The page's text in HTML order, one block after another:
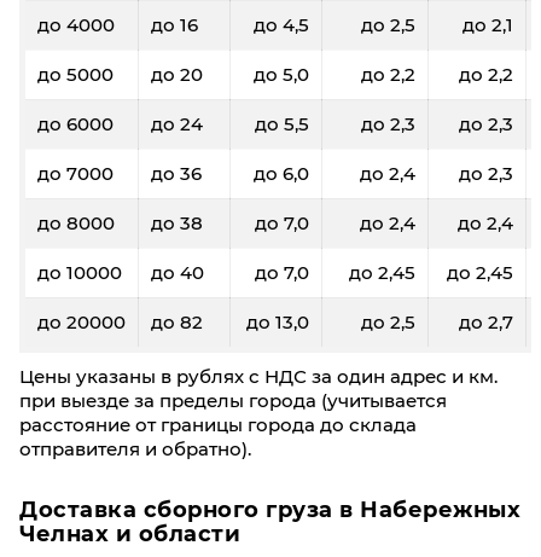
до 4000 до 16 до 4,5 до 2,5 до 2,1
до 5000 до 20 до 5,0 до 2,2 до 2,2
до 6000 до 24 до 5,5 до 2,3 до 2,3
до 7000 до 36 до 6,0 до 2,4 до 2,3
до 8000 до 38 до 7,0 до 2,4 до 2,4
до 10000 до 40 до 7,0 до 2,45 до 2,45
до 20000 до 82 до 13,0 до 2,5 до 2,7
Цены указаны в рублях с НДС за один адрес и км.
при выезде за пределы города (учитывается
расстояние от границы города до склада
отправителя и обратно).
Доставка сборного груза в Набережных
Челнах и области